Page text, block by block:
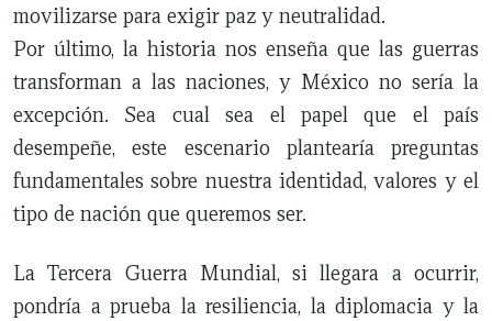
movilizarse para exigir paz y neutralidad.
Por último, la historia nos enseña que las guerras
transforman a las naciones, y México no sería la
excepción. Sea cual sea el papel que el país
desempeñe, este escenario plantearía preguntas
fundamentales sobre nuestra identidad, valores y el
tipo de nación que queremos ser.
La Tercera Guerra Mundial, si llegara a ocurrir,
pondría a prueba la resiliencia, la diplomacia y la